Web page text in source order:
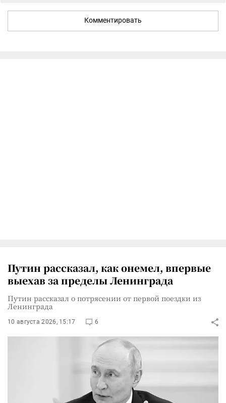
Комментировать
Путин рассказал, как онемел, впервые
выехав за пределы Ленинграда
Путин рассказал о потрясении от первой поездки из
Ленинграда
10 августа 2026, 15:17 6